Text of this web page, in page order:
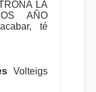
LA
AÑO
té
Volteigs